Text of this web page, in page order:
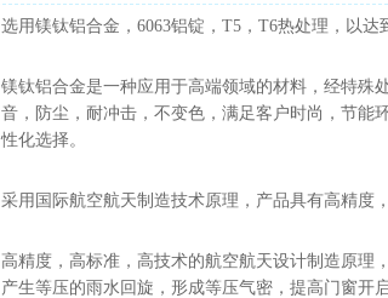
选用镁钛铝合金，6063铝锭，T5，T6热处理，以
镁钛铝合金是一种应用于高端领域的材料，经特殊
音，防尘，耐冲击，不变色，满足客户时尚，节能
性化选择。
采用国际航空航天制造技术原理，产品具有高精度
高精度，高标准，高技术的航空航天设计制造原理
产生等压的雨水回旋，形成等压气密，提高门窗开